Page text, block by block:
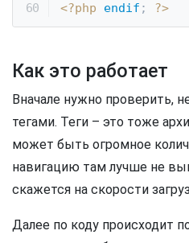
<?php
endif ; ?>
Как это работает
Вначале нужно проверить,
тегами. Теги – это тоже
может быть огромное
навигацию там лучше не
скажется на скорости
Далее по коду происходит